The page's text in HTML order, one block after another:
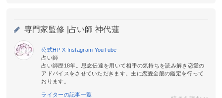
専門家監修 | 占い師 神代蓮
公式HP X Instagram YouTube
占い師
占い師歴18年。思念伝達を用いて相手の気持ちを読み解き恋愛の
アドバイスをさせていただきます。主に恋愛全般の鑑定を行って
おります。
ライターの記事一覧